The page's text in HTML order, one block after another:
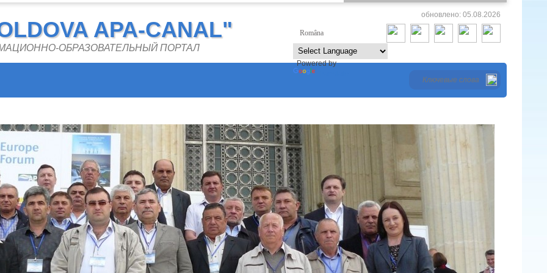
APA-CANAL"
ОБРАЗОВАТЕЛЬНЫЙ ПОРТАЛ
обновлено: 05.08.2026
Româna
Powered by